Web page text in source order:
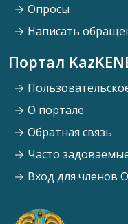
Опросы
Написать
Портал
О портале
Обратная связь
Часто
Вход для членов